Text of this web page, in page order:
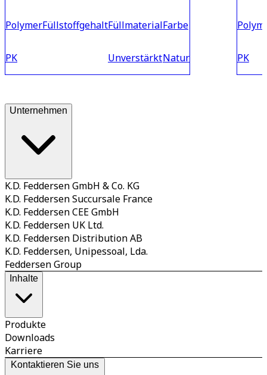
Polymer
PK
FüllstoffgehaltFüllmaterial
Unverstärkt
Farbe
Natur PK
Unternehmen
K.D. Feddersen GmbH & Co. KG
K.D. Feddersen Succursale France
K.D. Feddersen CEE GmbH
K.D. Feddersen UK Ltd.
K.D. Feddersen Distribution AB
K.D. Feddersen, Unipessoal, Lda.
Feddersen Group
Inhalte
Produkte
Downloads
Karriere